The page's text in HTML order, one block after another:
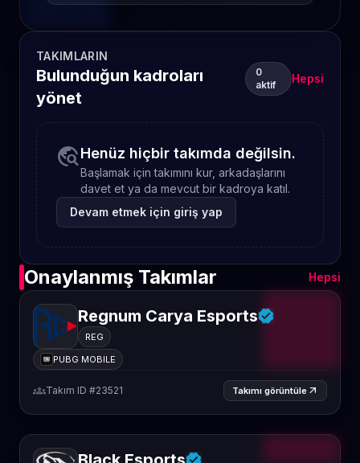
TAKIMLARIN
Bulunduğun kadroları
yönet
0
aktif
Hepsi
travel_exploreHenüz hiçbir takımda değilsin.
Başlamak için takımını kur, arkadaşlarını
davet et ya da mevcut bir kadroya katıl.
Devam etmek için giriş yap
Onaylanmış Takımlar Hepsi
Regnum Carya Esports
REG
PUBG MOBILE
groupsTakım ID #23521 Takımı görüntüle arrow_outward